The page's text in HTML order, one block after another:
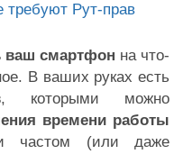
требуют Рут-прав
ваш смартфон на что-
В ваших руках есть
, которыми можно
времени работы
частом (или даже